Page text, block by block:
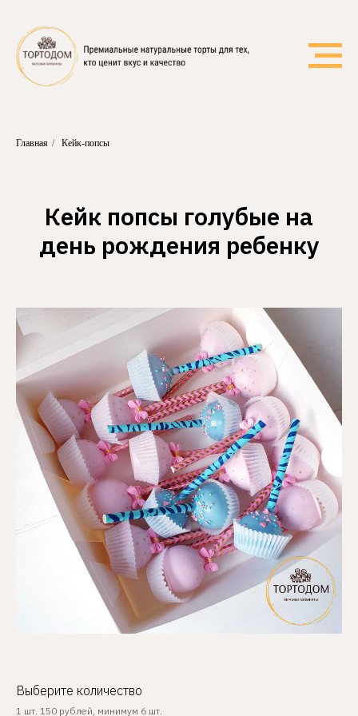
Главная / Кейк-попсы
Кейк попсы голубые на
день рождения ребенку
Выберите количество
1 шт. 150 рублей, минимум 6 шт.